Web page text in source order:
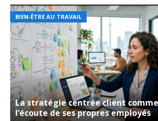
BIEN-ÊTRE AU TRAVAIL
La stratégie centrée client
l’écoute de ses propres employés